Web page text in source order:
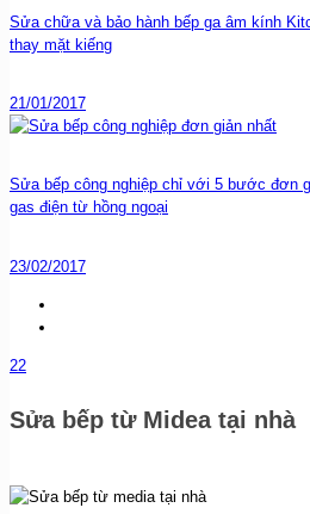
Sửa chữa và bảo hành bếp ga âm kính
thay mặt kiếng
21/01/2017
Sửa bếp công nghiệp chỉ với 5 bước đơn
gas điện từ hồng ngoại
23/02/2017
22
Sửa bếp từ Midea tại nhà